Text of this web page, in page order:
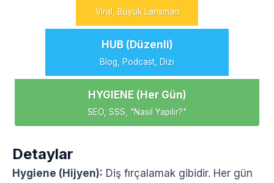
Viral, Büyük Lansman
HUB (Düzenli)
Blog, Podcast, Dizi
HYGIENE (Her Gün)
SEO, SSS, "Nasıl Yapılır?"
Detaylar
Hygiene (Hijyen): Diş fırçalamak gibidir. Her gün